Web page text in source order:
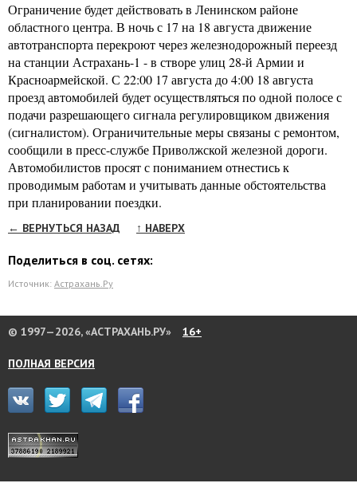
Ограничение будет действовать в Ленинском районе
областного центра. В ночь с 17 на 18 августа движение
автотранспорта перекроют через железнодорожный переезд
на станции Астрахань-1 - в створе улиц 28-й Армии и
Красноармейской. С 22:00 17 августа до 4:00 18 августа
проезд автомобилей будет осуществляться по одной полосе с
подачи разрешающего сигнала регулировщиком движения
(сигналистом). Ограничительные меры связаны с ремонтом,
сообщили в пресс-службе Приволжской железной дороги.
Автомобилистов просят с пониманием отнестись к
проводимым работам и учитывать данные обстоятельства
при планировании поездки.
← ВЕРНУТЬСЯ НАЗАД ↑ НАВЕРХ
Поделиться в соц. сетях:
Источник: Астрахань.Ру
© 1997—2026, «АСТРАХАНЬ.РУ» 16+
ПОЛНАЯ ВЕРСИЯ